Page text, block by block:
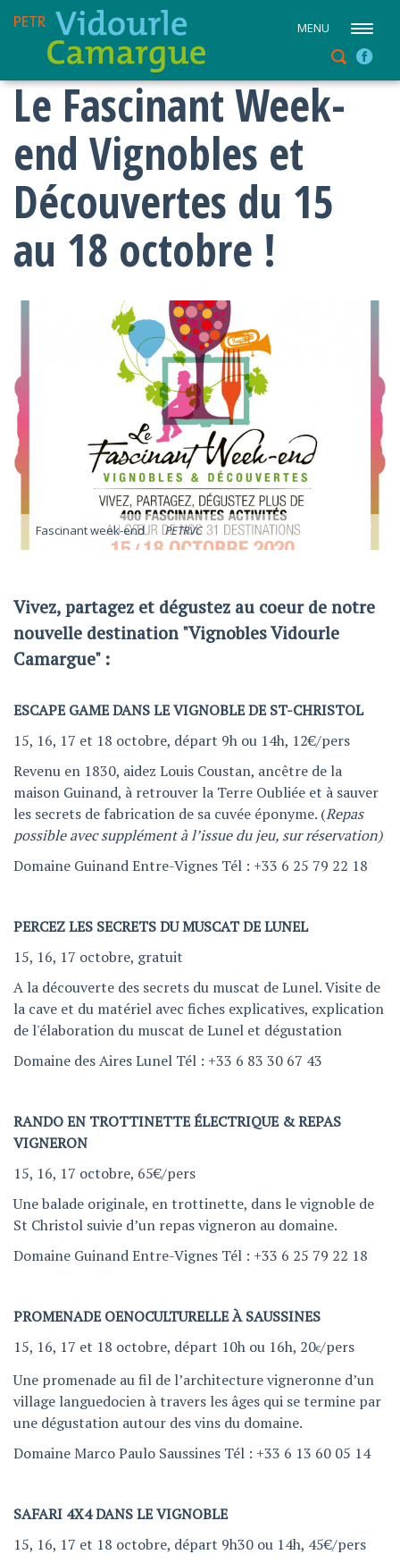
MENU
Le Fascinant Week-
end Vignobles et
Découvertes du 15
au 18 octobre !
Fascinant week-end PETRVC
Vivez, partagez et dégustez au coeur de notre
nouvelle destination "Vignobles Vidourle
Camargue" :
ESCAPE GAME DANS LE VIGNOBLE DE ST-CHRISTOL
15, 16, 17 et 18 octobre, départ 9h ou 14h, 12€/pers
Revenu en 1830, aidez Louis Coustan, ancêtre de la
maison Guinand, à retrouver la Terre Oubliée et à sauver
les secrets de fabrication de sa cuvée éponyme. (Repas
possible avec supplément à l’issue du jeu, sur réservation)
Domaine Guinand Entre-Vignes Tél : +33 6 25 79 22 18
PERCEZ LES SECRETS DU MUSCAT DE LUNEL
15, 16, 17 octobre, gratuit
A la découverte des secrets du muscat de Lunel. Visite de
la cave et du matériel avec fiches explicatives, explication
de l'élaboration du muscat de Lunel et dégustation
Domaine des Aires Lunel Tél : +33 6 83 30 67 43
RANDO EN TROTTINETTE ÉLECTRIQUE & REPAS
VIGNERON
15, 16, 17 octobre, 65€/pers
Une balade originale, en trottinette, dans le vignoble de
St Christol suivie d’un repas vigneron au domaine.
Domaine Guinand Entre-Vignes Tél : +33 6 25 79 22 18
PROMENADE OENOCULTURELLE À SAUSSINES
15, 16, 17 et 18 octobre, départ 10h ou 16h, 20€/pers
Une promenade au fil de l’architecture vigneronne d’un
village languedocien à travers les âges qui se termine par
une dégustation autour des vins du domaine.
Domaine Marco Paulo Saussines Tél : +33 6 13 60 05 14
SAFARI 4X4 DANS LE VIGNOBLE
15, 16, 17 et 18 octobre, départ 9h30 ou 14h, 45€/pers